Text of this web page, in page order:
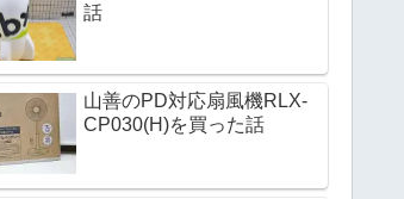
話
山善のPD対応扇風機RLX-
CP030(H)を買った話